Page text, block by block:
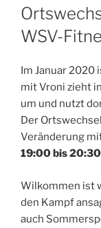
AM
WSV-
Im Januar 2020
mit Vroni zieht
um und nutzt
Der
Veränderung
19:00 bis
Wilkommen ist
den Kampf
auch